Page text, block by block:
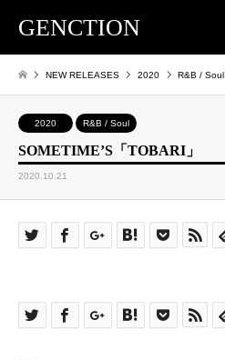
GENCTION
NEW RELEASES 2020 R&B / Soul
2020 R&B / Soul
SOMETIME’S「TOBARI」
2020.10.21